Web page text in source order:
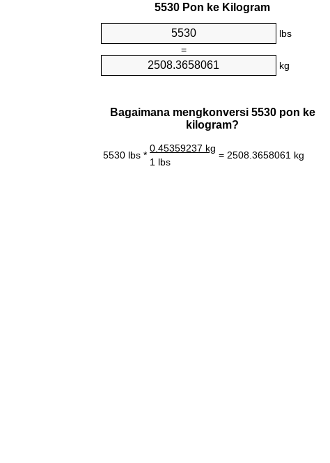
5530 Pon ke Kilogram
lbs
=
kg
Bagaimana mengkonversi 5530 pon ke
kilogram?
5530 lbs *
0.45359237 kg
= 2508.3658061 kg
1 lbs